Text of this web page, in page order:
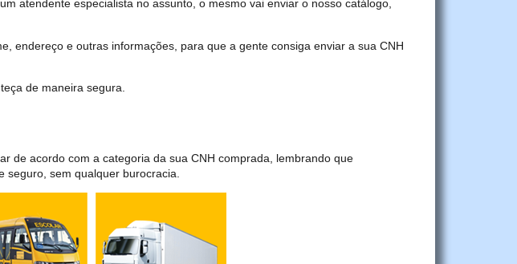
atendente especialista no assunto, o mesmo vai enviar o nosso catálogo,
endereço e outras informações, para que a gente consiga enviar a sua CNH
de maneira segura.
de acordo com a categoria da sua CNH comprada, lembrando que
sem qualquer burocracia.